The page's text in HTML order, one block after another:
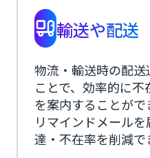
輸送や配送
物流・輸送時の配
ことで、効率的に
を案内することが
リマインドメール
達・不在率を削減で